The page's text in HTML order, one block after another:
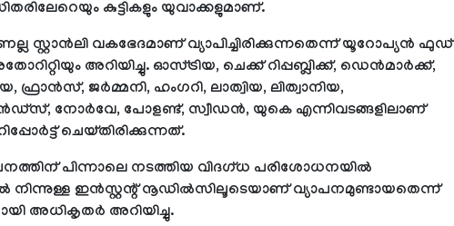
കുട്ടികളും യുവാക്കളുമാണ്.
സ്റ്റാന്‍ലി വകഭേദമാണ് വ്യാപിച്ചിരിക്കുന്നതെന്ന് യൂറോപ്യന്‍ ഫുഡ്
അറിയിച്ചു. ഓസ്ട്രിയ, ചെക്ക് റിപ്പബ്ലിക്ക്, ഡെന്‍മാര്‍ക്ക്,
ഫ്രാന്‍സ്, ജര്‍മ്മനി, ഹംഗറി, ലാത്വിയ, ലിത്വാനിയ,
നോര്‍വേ, പോളണ്ട്, സ്വീഡന്‍, യുകെ എന്നിവടങ്ങളിലാണ്
ചെയ്തിരിക്കുന്നത്.
പിന്നാലെ നടത്തിയ വിദഗ്ധ പരിശോധനയില്‍
നിന്നുള്ള ഇന്‍സ്റ്റന്റ് നൂഡില്‍സിലൂടെയാണ് വ്യാപനമുണ്ടായതെന്ന്
അധികൃതര്‍ അറിയിച്ചു.